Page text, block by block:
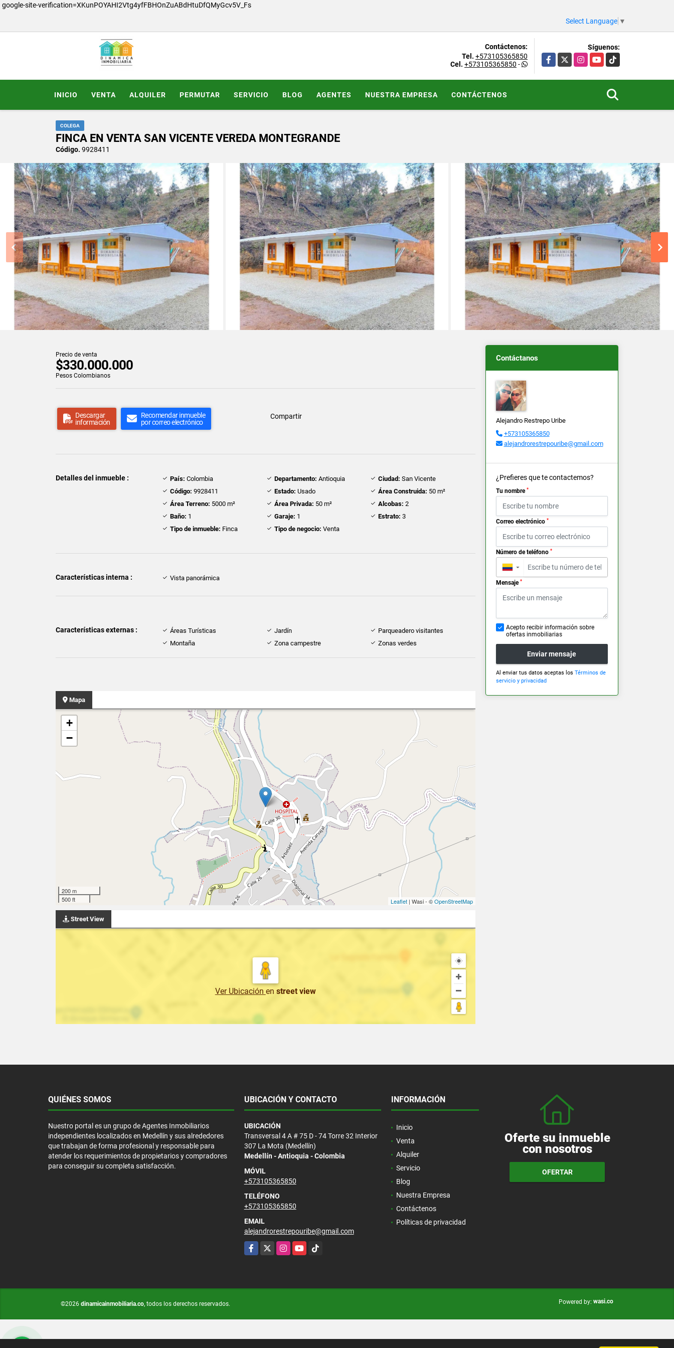
google-site-verification=XKunPOYAHI2Vtg4yfFBHOnZuABdHtuDfQMyGcv5V_Fs
Select Language ▼
Contáctenos:
Tel. +573105365850
Cel. +573105365850 -
Síguenos:
Facebook
X InstagramYouTubeTikTok
INICIO VENTA ALQUILER PERMUTAR SERVICIO BLOG AGENTES NUESTRA EMPRESA CONTÁCTENOS
COLEGA
FINCA EN VENTA SAN VICENTE VEREDA MONTEGRANDE
Código. 9928411
Precio de venta
$330.000.000
Pesos Colombianos
Descargar
información
Recomendar inmueble
por correo electrónico
Compartir
Detalles del inmueble : País: Colombia Departamento: Antioquia Ciudad: San Vicente
Código: 9928411 Estado: Usado Área Construida: 50 m²
Área Terreno: 5000 m² Área Privada: 50 m² Alcobas: 2
Baño: 1 Garaje: 1 Estrato: 3
Tipo de inmueble: Finca Tipo de negocio: Venta
Características interna : Vista panorámica
Características externas : Áreas Turísticas Jardín
Parqueadero visitantes
Montaña
Zona campestre Zonas verdes
Mapa
+
−
200 m
500 ft
Leaflet| Wasi - ©OpenStreetMap
Street View
Ver Ubicación en street view
Contáctanos
Alejandro Restrepo Uribe
+573105365850
alejandrorestrepouribe@gmail.com
¿Prefieres que te contactemos?
Tu nombre *
Correo electrónico *
Número de teléfono *
▼
Mensaje *
Acepto recibir información sobre
ofertas inmobiliarias
Enviar mensaje
Al enviar tus datos aceptas los Términos de
servicio y privacidad
QUIÉNES SOMOS
Nuestro portal es un grupo de Agentes Inmobiliarios
independientes localizados en Medellín y sus alrededores
que trabajan de forma profesional y responsable para
atender los requerimientos de propietarios y compradores
para conseguir su completa satisfacción.
UBICACIÓN Y CONTACTO
UBICACIÓN
Transversal 4 A # 75 D - 74 Torre 32 Interior
307 La Mota (Medellín)
Medellín - Antioquia - Colombia
MÓVIL
+573105365850
TELÉFONO
+573105365850
EMAIL
alejandrorestrepouribe@gmail.com
Facebook
X InstagramYouTubeTikTok
INFORMACIÓN
Inicio
Venta
Alquiler
Servicio
Blog
Nuestra Empresa
Contáctenos
Políticas de privacidad
Oferte su inmueble
con nosotros
OFERTAR
©2026 dinamicainmobiliaria.co, todos los derechos reservados. Powered by: wasi.co